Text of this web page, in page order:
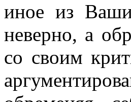
иное из
неверно, а
со своим